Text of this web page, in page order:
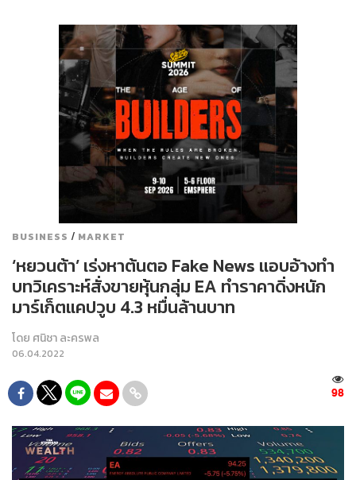
BUSINESS / MARKET
‘หยวนต้า’ เร่งหาต้นตอ Fake News แอบอ้างทำ
บทวิเคราะห์สั่งขายหุ้นกลุ่ม EA ทำราคาดิ่งหนัก
มาร์เก็ตแคปวูบ 4.3 หมื่นล้านบาท
โดย ศนิชา ละครพล
06.04.2022
98